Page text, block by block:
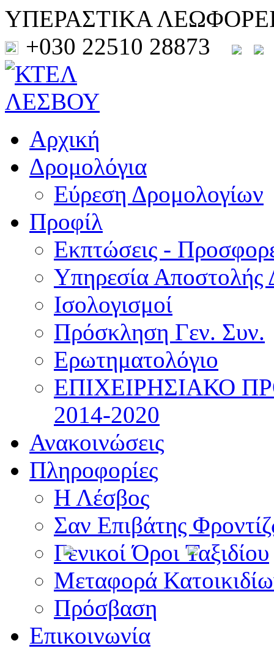
ΥΠΕΡΑΣΤΙΚΑ
+030 22510 28873
Αρχική
Δρομολόγια
Εύρεση Δρομολογίων
Προφίλ
Εκπτώσεις -
Υπηρεσία Αποστολής
Ισολογισμοί
Πρόσκληση Γεν. Συν.
Ερωτηματολόγιο
ΕΠΙΧΕΙΡΗΣΙΑΚΟ
2014-2020
Ανακοινώσεις
Πληροφορίες
Η Λέσβος
Σαν Επιβάτης
Γενικοί Όροι Ταξιδίου
Μεταφορά
Πρόσβαση
Επικοινωνία